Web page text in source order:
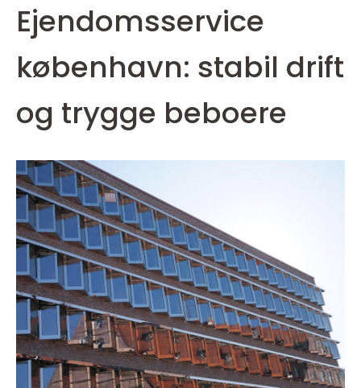
Ejendomsservice
københavn: stabil drift
og trygge beboere